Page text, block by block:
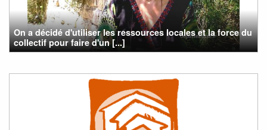
On a décidé d'utiliser les ressources locales et la force du
collectif pour faire d'un [...]